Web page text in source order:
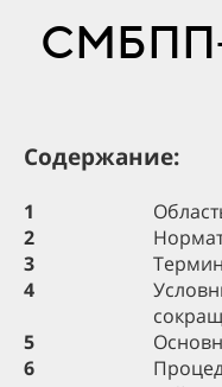
Содержание:
1
2
3
4
5
6